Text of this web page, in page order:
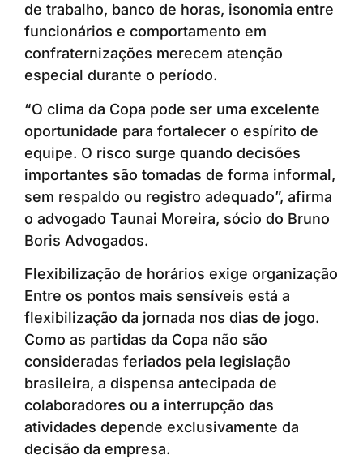
de trabalho, banco de horas, isonomia entre
funcionários e comportamento em
confraternizações merecem atenção
especial durante o período.
“O clima da Copa pode ser uma excelente
oportunidade para fortalecer o espírito de
equipe. O risco surge quando decisões
importantes são tomadas de forma informal,
sem respaldo ou registro adequado”, afirma
o advogado Taunai Moreira, sócio do Bruno
Boris Advogados.
Flexibilização de horários exige organização
Entre os pontos mais sensíveis está a
flexibilização da jornada nos dias de jogo.
Como as partidas da Copa não são
consideradas feriados pela legislação
brasileira, a dispensa antecipada de
colaboradores ou a interrupção das
atividades depende exclusivamente da
decisão da empresa.